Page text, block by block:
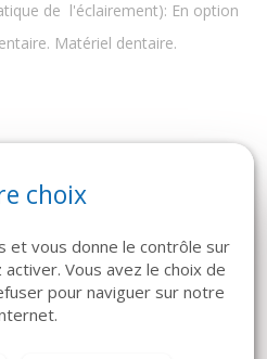
de l'éclairement): En option
Matériel dentaire.
CONNEXES
par nos clients
choix
et vous donne le contrôle sur
Vous avez le choix de
pour naviguer sur notre